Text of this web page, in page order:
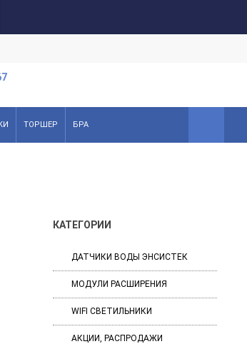
ТОРШЕР БРА
КАТЕГОРИИ
ДАТЧИКИ ВОДЫ ЭНСИСТЕК
МОДУЛИ РАСШИРЕНИЯ
WIFI СВЕТИЛЬНИКИ
АКЦИИ, РАСПРОДАЖИ